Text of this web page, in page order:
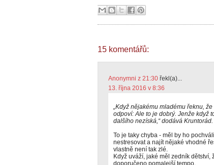
15 komentářů:
Anonymni z 21:30 řekl(a)...
13. října 2016 v 8:36
„Když nějakému mladému řeknu,
odpoví: Ale to je dobrý. Jenže když
dalšího nezíská,“ dodává Kruntorád.
To je taky chyba - měl by ho
nestresovat a najít nějaké vhodné
vlastně není tak zlé.
Když uváží, jaké měl zedník
doporučeno pomalejší tempo.